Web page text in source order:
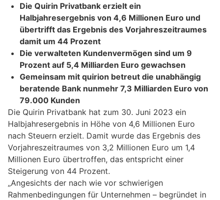
Die Quirin Privatbank erzielt ein
Halbjahresergebnis von 4,6 Millionen Euro und
übertrifft das Ergebnis des Vorjahreszeitraumes
damit um 44 Prozent
Die verwalteten Kundenvermögen sind um 9
Prozent auf 5,4 Milliarden Euro gewachsen
Gemeinsam mit quirion betreut die unabhängig
beratende Bank nunmehr 7,3 Milliarden Euro von
79.000 Kunden
Die Quirin Privatbank hat zum 30. Juni 2023 ein
Halbjahresergebnis in Höhe von 4,6 Millionen Euro
nach Steuern erzielt. Damit wurde das Ergebnis des
Vorjahreszeitraumes von 3,2 Millionen Euro um 1,4
Millionen Euro übertroffen, das entspricht einer
Steigerung von 44 Prozent.
„Angesichts der nach wie vor schwierigen
Rahmenbedingungen für Unternehmen – begründet in